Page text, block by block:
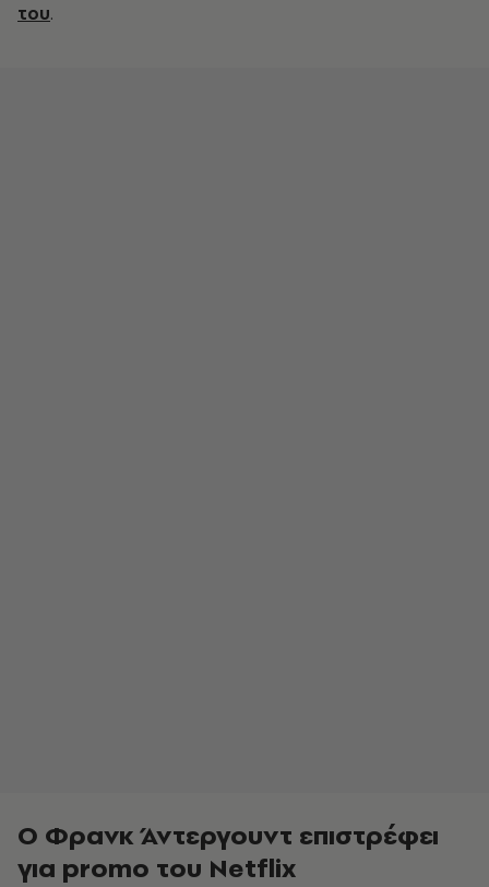
του.
Ο Φρανκ Άντεργουντ επιστρέφει
για promo του Netflix